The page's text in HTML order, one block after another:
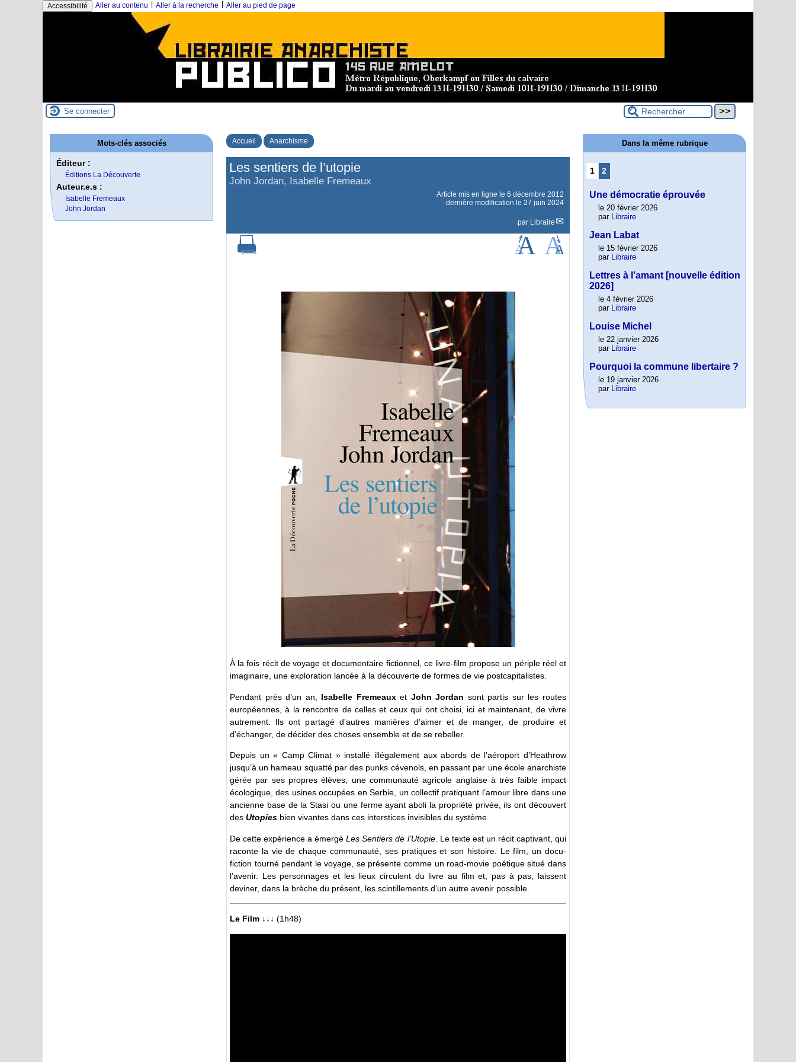
Accessibilité Aller au contenu Aller à la recherche Aller au pied de page
Se connecter
Accueil Anarchisme
Les sentiers de l’utopie
John Jordan, Isabelle Fremeaux
Article mis en ligne le 6 décembre 2012
dernière modification le 27 juin 2024
par Libraire
À la fois récit de voyage et documentaire fictionnel, ce livre-film propose un périple réel et
imaginaire, une exploration lancée à la découverte de formes de vie postcapitalistes.
Pendant près d’un an, Isabelle Fremeauxet John Jordan sont partis sur les routes
européennes, à la rencontre de celles et ceux qui ont choisi, ici et maintenant, de vivre
autrement. Ils ont partagé d’autres manières d’aimer et de manger, de produire et
d’échanger, de décider des choses ensemble et de se rebeller.
Depuis un « Camp Climat » installé illégalement aux abords de l’aéroport d’Heathrow
jusqu’à un hameau squatté par des punks cévenols, en passant par une école anarchiste
gérée par ses propres élèves, une communauté agricole anglaise à très faible impact
écologique, des usines occupées en Serbie, un collectif pratiquant l’amour libre dans une
ancienne base de la Stasi ou une ferme ayant aboli la propriété privée, ils ont découvert
des Utopies bien vivantes dans ces interstices invisibles du système.
De cette expérience a émergéLes Sentiers de l’Utopie. Le texte est un récit captivant, qui
raconte la vie de chaque communauté, ses pratiques et son histoire. Le film, un docu-
fiction tourné pendant le voyage, se présente comme un road-movie poétique situé dans
l’avenir. Les personnages et les lieux circulent du livre au film et, pas à pas, laissent
deviner, dans la brèche du présent, les scintillements d’un autre avenir possible.
Le Film ↓↓↓ (1h48)
Mots-clés associés
Éditeur :
Éditions La Découverte
Auteur.e.s :
Isabelle Fremeaux
John Jordan
Dans la même rubrique
1 2
Une démocratie éprouvée
le 20 février 2026
par Libraire
Jean Labat
le 15 février 2026
par Libraire
Lettres à l’amant [nouvelle édition
2026]
le 4 février 2026
par Libraire
Louise Michel
le 22 janvier 2026
par Libraire
Pourquoi la commune libertaire ?
le 19 janvier 2026
par Libraire